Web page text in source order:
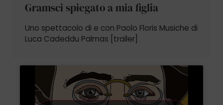
Gramsci spiegato a mia figlia
Uno spettacolo di e con Paolo Floris Musiche di
Luca Cadeddu Palmas [trailer]